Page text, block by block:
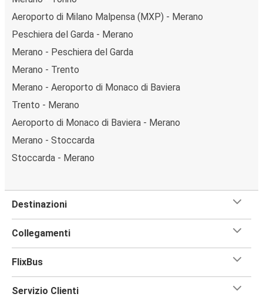
Aeroporto di Milano Malpensa (MXP) - Merano
Peschiera del Garda - Merano
Merano - Peschiera del Garda
Merano - Trento
Merano - Aeroporto di Monaco di Baviera
Trento - Merano
Aeroporto di Monaco di Baviera - Merano
Merano - Stoccarda
Stoccarda - Merano
Destinazioni
Collegamenti
FlixBus
Servizio Clienti